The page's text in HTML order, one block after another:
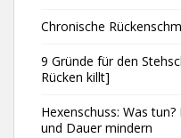
Chronische
9 Gründe für den
Rücken killt]
Hexenschuss: Was
und Dauer mindern